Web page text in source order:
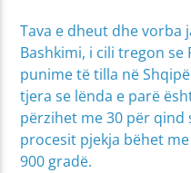
Tava e dheut dhe vorba
Bashkimi, i cili tregon
punime të tilla në
tjera se lënda e parë
përzihet me 30 për
procesit pjekja bëhet
900 gradë.